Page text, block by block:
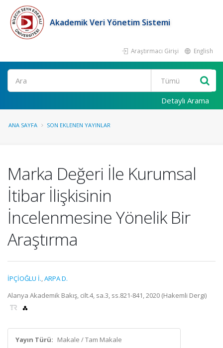
Akademik Veri Yönetim Sistemi
Araştırmacı Girişi English
Ara
Detaylı Arama
ANA SAYFA SON EKLENEN YAYINLAR
Marka Değeri İle Kurumsal
İtibar İlişkisinin
İncelenmesine Yönelik Bir
Araştırma
İPÇİOĞLU İ.,ARPA D.
Alanya Akademik Bakış, cilt.4, sa.3, ss.821-841, 2020 (Hakemli Dergi)
Yayın Türü: Makale / Tam Makale